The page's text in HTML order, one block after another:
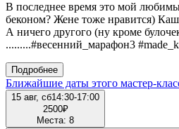
В последнее время это мой
беконом? Жене тоже нравится)
А ничего другого (ну кроме
.........#весенний_марафон3
Подробнее
Ближайшие даты этого
15 авг, сб14:30-17:00
2500₽
Места: 8